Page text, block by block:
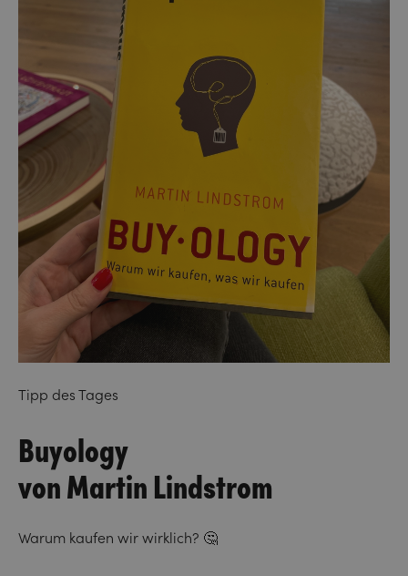
Tipp des Tages
Buyology
von Martin Lindstrom
Warum kaufen wir wirklich? 🤔